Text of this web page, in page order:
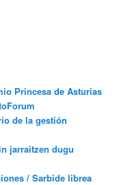
Princesa de Asturias
de la gestión
jarraitzen dugu
/ Sarbide librea